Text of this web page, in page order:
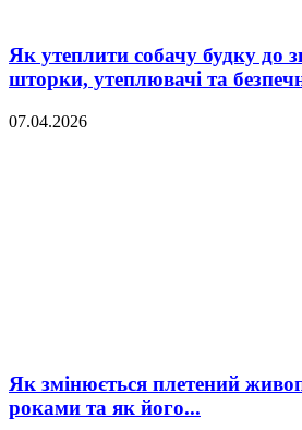
Як утеплити собачу будку до
шторки, утеплювачі та
07.04.2026
Як змінюється плетений
роками та як його...